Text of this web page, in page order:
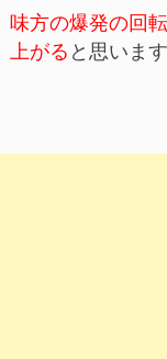
味方の爆発の回
上がる と思いま